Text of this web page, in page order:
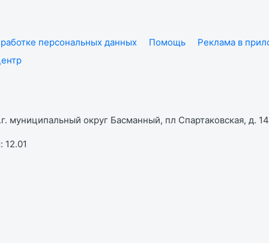
персональных данных Помощь
Реклама в
муниципальный округ Басманный, пл Спартаковская, д.
12.01